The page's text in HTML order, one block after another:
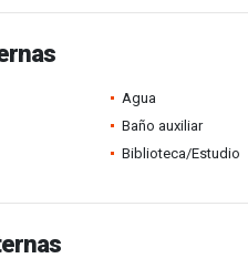
Agua
Baño auxiliar
Biblioteca/Estudio